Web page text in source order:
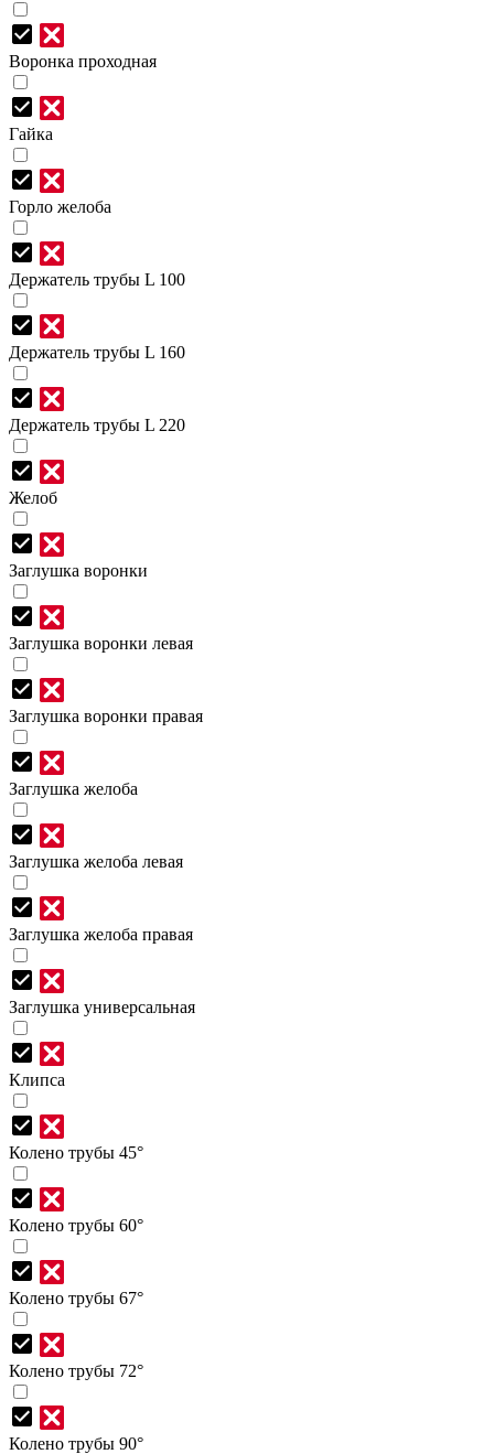
Воронка проходная
Гайка
Горло желоба
Держатель трубы L 100
Держатель трубы L 160
Держатель трубы L 220
Желоб
Заглушка воронки
Заглушка воронки левая
Заглушка воронки правая
Заглушка желоба
Заглушка желоба левая
Заглушка желоба правая
Заглушка универсальная
Клипса
Колено трубы 45°
Колено трубы 60°
Колено трубы 67°
Колено трубы 72°
Колено трубы 90°